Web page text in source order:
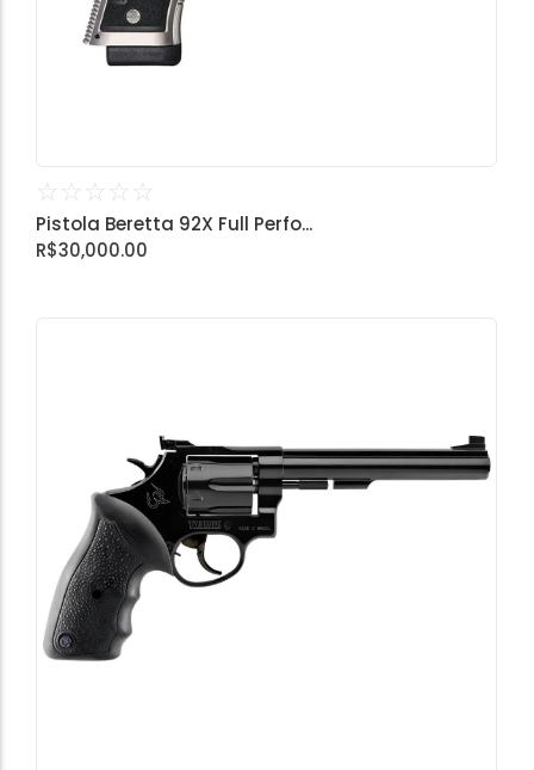
☆ ☆ ☆ ☆ ☆
Pistola Beretta 92X Full Perfo...
R$30,000.00